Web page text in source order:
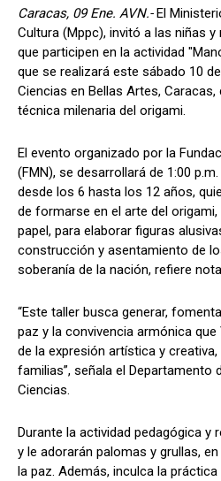
Caracas, 09 Ene. AVN.-El
Cultura (Mppc), invitó a las niñas
que participen en la actividad
que se realizará este sábado 10
Ciencias en Bellas Artes, Caracas,
técnica milenaria del origami.
El evento organizado por la
(FMN), se desarrollará de 1:00
desde los 6 hasta los 12 años,
de formarse en el arte del
papel, para elaborar figuras
construcción y asentamiento de
soberanía de la nación, refiere
“Este taller busca generar,
paz y la convivencia armónica
de la expresión artística y
familias”, señala el Departamento
Ciencias.
Durante la actividad pedagógica y
y le adorarán palomas y grullas,
la paz. Además, inculca la